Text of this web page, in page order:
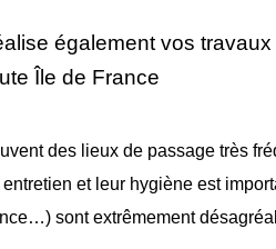
également vos
Île de France
des lieux de passage très
et leur hygiène est
sont extrêmement